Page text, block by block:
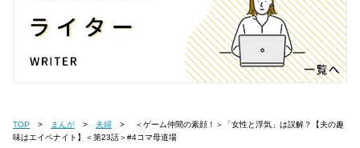
TOP まんが 夫婦
味はエイペナイト】＜第23話＞#4コマ母道場